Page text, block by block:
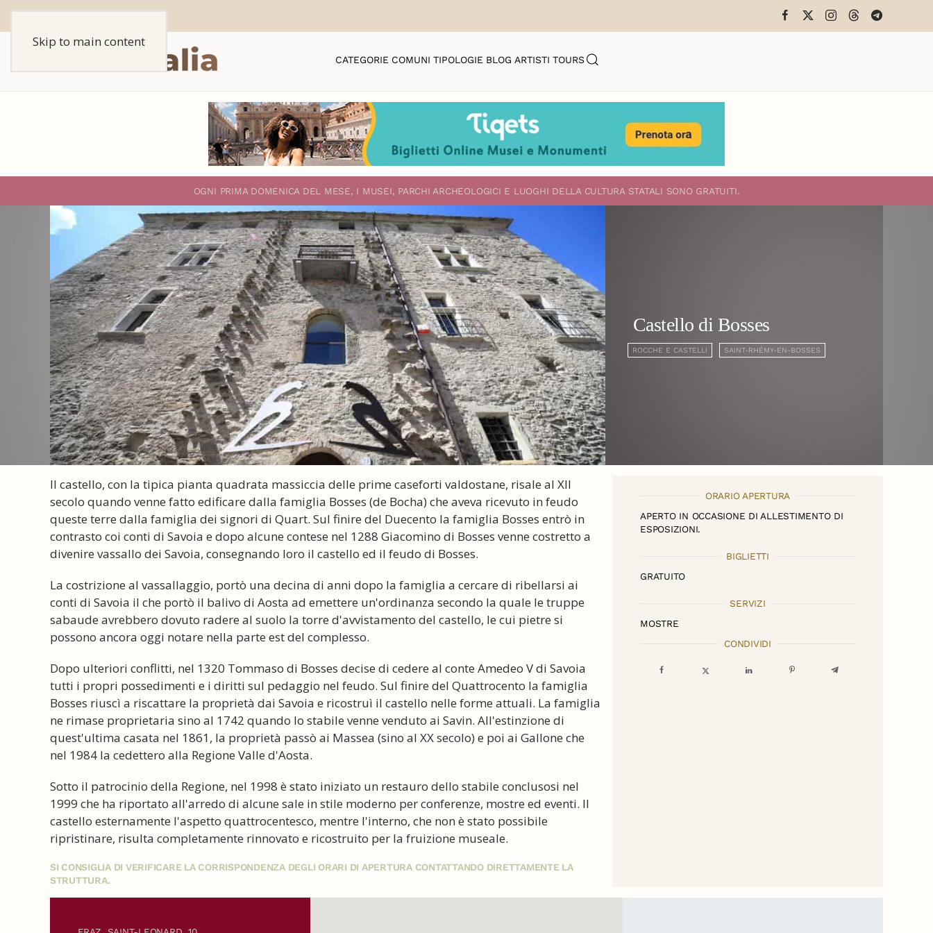
Skip to main content
CATEGORIE COMUNI TIPOLOGIE BLOG ARTISTI TOURS
OGNI PRIMA DOMENICA DEL MESE, I MUSEI, PARCHI ARCHEOLOGICI E LUOGHI DELLA CULTURA STATALI SONO GRATUITI.
Castello di Bosses
ROCCHE E CASTELLI SAINT-RHÉMY-EN-BOSSES
Il castello, con la tipica pianta quadrata massiccia delle prime caseforti valdostane, risale al XII
secolo quando venne fatto edificare dalla famiglia Bosses (de Bocha) che aveva ricevuto in feudo
queste terre dalla famiglia dei signori di Quart. Sul finire del Duecento la famiglia Bosses entrò in
contrasto coi conti di Savoia e dopo alcune contese nel 1288 Giacomino di Bosses venne costretto a
divenire vassallo dei Savoia, consegnando loro il castello ed il feudo di Bosses.
La costrizione al vassallaggio, portò una decina di anni dopo la famiglia a cercare di ribellarsi ai
conti di Savoia il che portò il balivo di Aosta ad emettere un'ordinanza secondo la quale le truppe
sabaude avrebbero dovuto radere al suolo la torre d'avvistamento del castello, le cui pietre si
possono ancora oggi notare nella parte est del complesso.
Dopo ulteriori conflitti, nel 1320 Tommaso di Bosses decise di cedere al conte Amedeo V di Savoia
tutti i propri possedimenti e i diritti sul pedaggio nel feudo. Sul finire del Quattrocento la famiglia
Bosses riuscì a riscattare la proprietà dai Savoia e ricostruì il castello nelle forme attuali. La famiglia
ne rimase proprietaria sino al 1742 quando lo stabile venne venduto ai Savin. All'estinzione di
quest'ultima casata nel 1861, la proprietà passò ai Massea (sino al XX secolo) e poi ai Gallone che
nel 1984 la cedettero alla Regione Valle d'Aosta.
Sotto il patrocinio della Regione, nel 1998 è stato iniziato un restauro dello stabile conclusosi nel
1999 che ha riportato all'arredo di alcune sale in stile moderno per conferenze, mostre ed eventi. Il
castello esternamente l'aspetto quattrocentesco, mentre l'interno, che non è stato possibile
ripristinare, risulta completamente rinnovato e ricostruito per la fruizione museale.
SI CONSIGLIA DI VERIFICARE LA CORRISPONDENZA DEGLI ORARI DI APERTURA CONTATTANDO DIRETTAMENTE LA
STRUTTURA.
ORARIO APERTURA
APERTO IN OCCASIONE DI ALLESTIMENTO DI
ESPOSIZIONI.
BIGLIETTI
GRATUITO
SERVIZI
MOSTRE
CONDIVIDI